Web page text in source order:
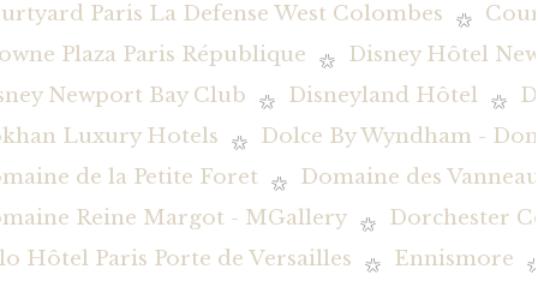
Paris La Defense West Colombes
Plaza Paris République
Disney Hôtel
Newport Bay Club
Disneyland Hôtel
Luxury Hotels
Dolce By Wyndham -
de la Petite Foret
Domaine des
Reine Margot - MGallery
Dorchester
Hôtel Paris Porte de Versailles
Ennismore